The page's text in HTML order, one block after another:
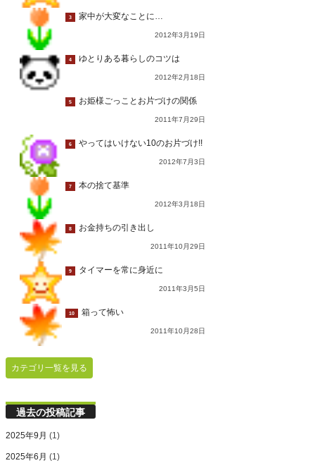
3 家中が大変なことに…
2012年3月19日
4 ゆとりある暮らしのコツは
2012年2月18日
5 お姫様ごっことお片づけの関係
2011年7月29日
6 やってはいけない10のお片づけ!!
2012年7月3日
7 本の捨て基準
2012年3月18日
8 お金持ちの引き出し
2011年10月29日
9 タイマーを常に身近に
2011年3月5日
10 箱って怖い
2011年10月28日
カテゴリ一覧を見る
過去の投稿記事
2025年9月 (1)
2025年6月 (1)